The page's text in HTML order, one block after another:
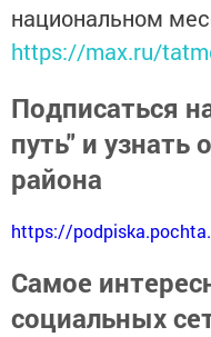
национальном
https://max.ru/
Подписаться
путь" и узнать
района
https://
Самое
социальных